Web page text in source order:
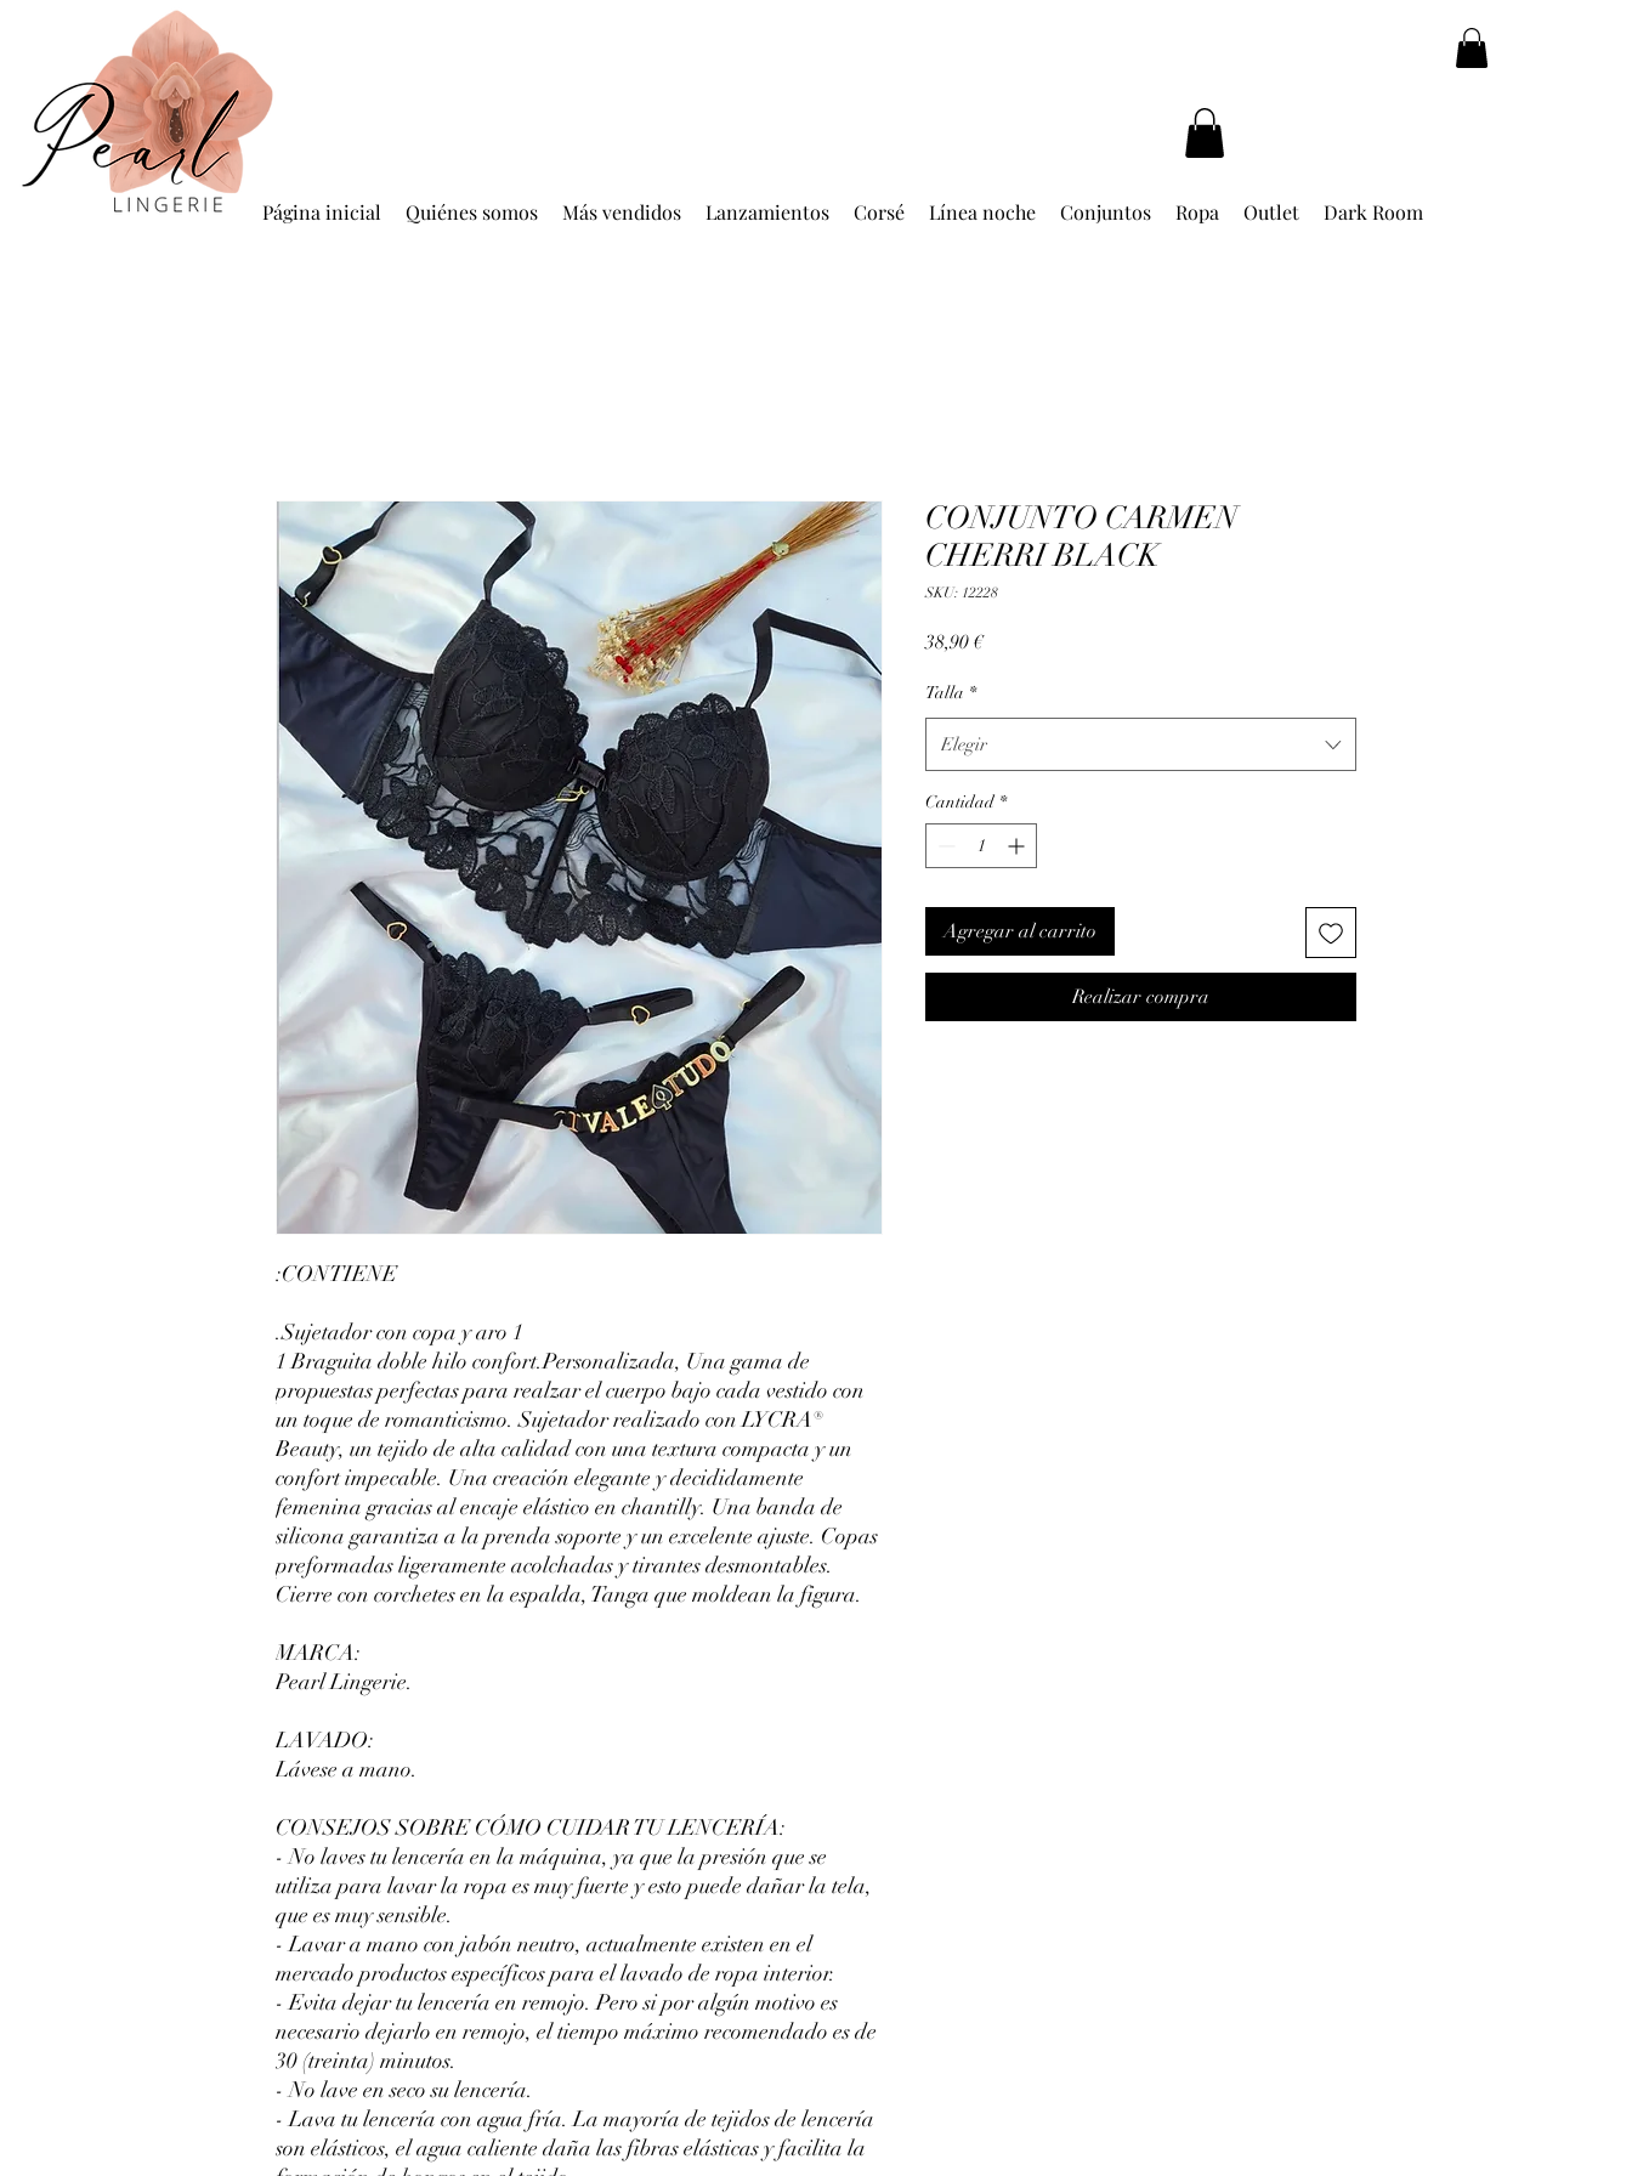
Página inicial Quiénes somos Más vendidos Lanzamientos Corsé Línea noche Conjuntos Ropa Outlet Dark Room
CONTIENE:
1 Sujetador con copa y aro.
1 Braguita doble hilo confort.Personalizada, Una gama de
propuestas perfectas para realzar el cuerpo bajo cada vestido con
un toque de romanticismo. Sujetador realizado con LYCRA®
Beauty, un tejido de alta calidad con una textura compacta y un
confort impecable. Una creación elegante y decididamente
femenina gracias al encaje elástico en chantilly. Una banda de
silicona garantiza a la prenda soporte y un excelente ajuste. Copas
preformadas ligeramente acolchadas y tirantes desmontables.
Cierre con corchetes en la espalda, Tanga que moldean la figura.
MARCA:
Pearl Lingerie.
LAVADO:
Lávese a mano.
CONSEJOS SOBRE CÓMO CUIDAR TU LENCERÍA:
- No laves tu lencería en la máquina, ya que la presión que se
utiliza para lavar la ropa es muy fuerte y esto puede dañar la tela,
que es muy sensible.
- Lavar a mano con jabón neutro, actualmente existen en el
mercado productos específicos para el lavado de ropa interior.
- Evita dejar tu lencería en remojo. Pero si por algún motivo es
necesario dejarlo en remojo, el tiempo máximo recomendado es de
30 (treinta) minutos.
- No lave en seco su lencería.
- Lava tu lencería con agua fría. La mayoría de tejidos de lencería
son elásticos, el agua caliente daña las fibras elásticas y facilita la
CONJUNTO CARMEN
CHERRI BLACK
SKU: 12228
38,90 €Precio
Talla *
Elegir
Cantidad *
Agregar al carrito
Realizar compra